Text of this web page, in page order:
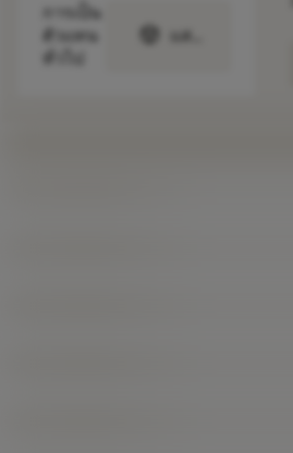
การเป็น
ตัวแทน
deployed_code แสดงโมเดล 3 มิติ